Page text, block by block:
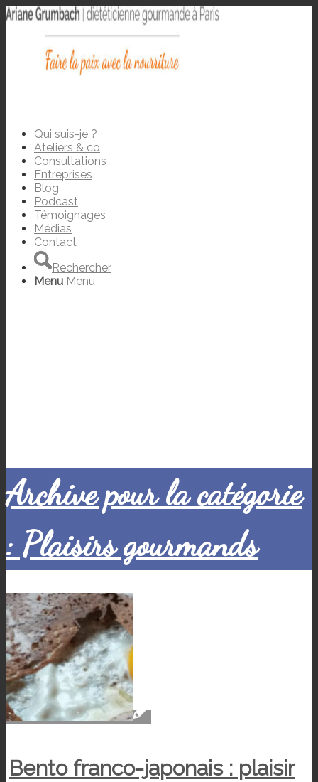
Qui suis-je ?
Ateliers & co
Consultations
Entreprises
Blog
Podcast
Témoignages
Médias
Contact
Rechercher
Menu Menu
Archive pour la catégorie
: Plaisirs gourmands
Bento franco-japonais : plaisir